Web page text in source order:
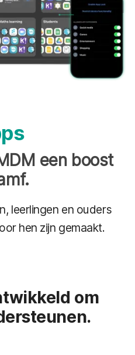
een boost
leerlingen en ouders
hen zijn gemaakt.
om